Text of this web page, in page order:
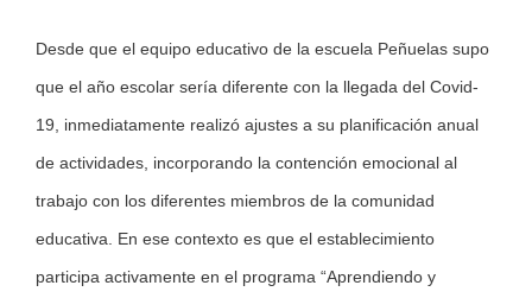
Desde que el equipo educativo de la escuela Peñuelas supo
que el año escolar sería diferente con la llegada del Covid-
19, inmediatamente realizó ajustes a su planificación anual
de actividades, incorporando la contención emocional al
trabajo con los diferentes miembros de la comunidad
educativa. En ese contexto es que el establecimiento
participa activamente en el programa “Aprendiendo y